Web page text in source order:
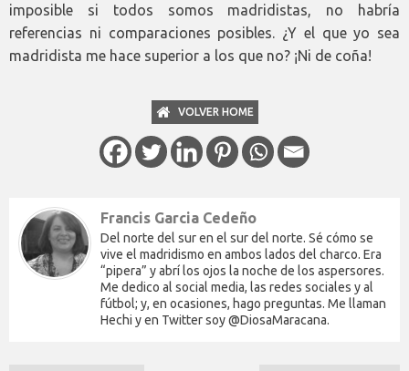
imposible si todos somos madridistas, no habría
referencias ni comparaciones posibles. ¿Y el que yo sea
madridista me hace superior a los que no? ¡Ni de coña!
VOLVER HOME
Francis Garcia Cedeño
Del norte del sur en el sur del norte. Sé cómo se
vive el madridismo en ambos lados del charco. Era
“pipera” y abrí los ojos la noche de los aspersores.
Me dedico al social media, las redes sociales y al
fútbol; y, en ocasiones, hago preguntas. Me llaman
Hechi y en Twitter soy @DiosaMaracana.